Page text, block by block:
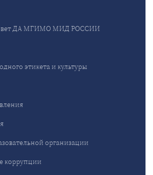
ДА МГИМО МИД РОССИИ
этикета и культуры
организации
коррупции